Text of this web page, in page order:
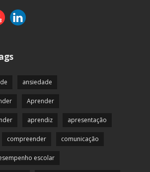
ansiedade
Aprender
aprendiz apresentação
compreender comunicação
escolar